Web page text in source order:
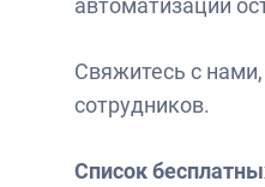
автоматизации
Свяжитесь с
сотрудников.
Список